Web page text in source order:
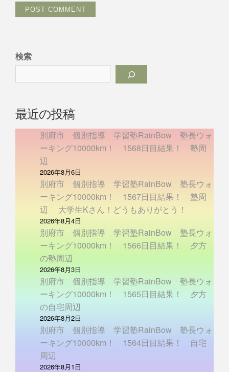
検索
最近の投稿
別府市 個別指導 学習塾RainBow 塾長ウォ
ーキング10000km！ 1568日目結果！ 塾周
辺
2026年8月6日
別府市 個別指導 学習塾RainBow 塾長ウォ
ーキング10000km！ 1567日目結果！ 塾周
辺 大学生Kさん！どうもありがとう！
2026年8月4日
別府市 個別指導 学習塾RainBow 塾長ウォ
ーキング10000km！ 1566日目結果！ 夕方
の塾周辺
2026年8月3日
別府市 個別指導 学習塾RainBow 塾長ウォ
ーキング10000km！ 1565日目結果！ 夕方
の自宅周辺
2026年8月2日
別府市 個別指導 学習塾RainBow 塾長ウォ
ーキング10000km！ 1564日目結果！ 自宅
周辺
2026年8月1日